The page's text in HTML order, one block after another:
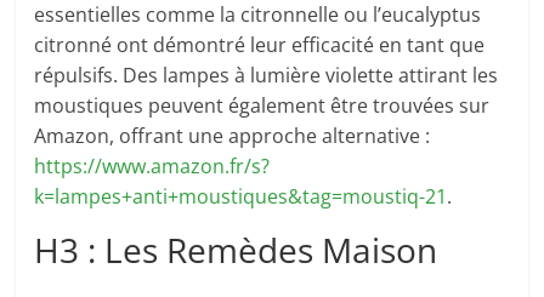
essentielles comme la citronnelle ou l’eucalyptus
citronné ont démontré leur efficacité en tant que
répulsifs. Des lampes à lumière violette attirant les
moustiques peuvent également être trouvées sur
Amazon, offrant une approche alternative :
https://www.amazon.fr/s?
k=lampes+anti+moustiques&tag=moustiq-21.
H3 : Les Remèdes Maison